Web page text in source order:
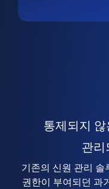
통제되지 않
관리
기존의 신원 관리 솔
권한이 부여되던 과